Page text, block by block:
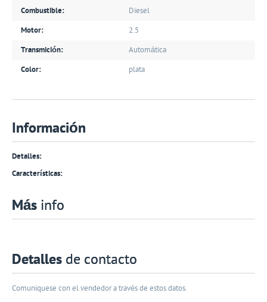
Combustible: Diesel
Motor: 2.5
Transmición: Automática
Color: plata
Información
Detalles:
Características:
Más info
Detalles de contacto
Comuniquese con el vendedor a través de estos datos.